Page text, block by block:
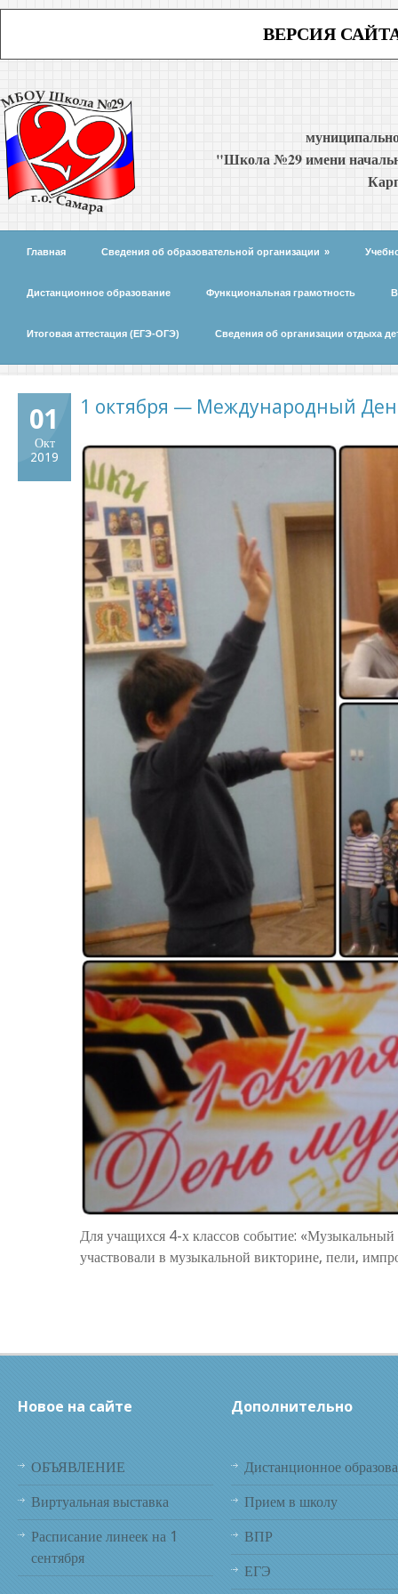
ВЕРСИЯ
"Школа №29 имени
Главная Сведения об образовательной организации »
Дистанционное образование Функциональная грамотность
Итоговая аттестация (ЕГЭ-ОГЭ) Сведения об организации отдыха
01
Окт
2019
1 октября — Международный
Для учащихся 4-х классов событие:
участвовали в музыкальной викторине, пели,
Новое на сайте
ОБЪЯВЛЕНИЕ
Виртуальная выставка
Расписание линеек на 1
сентября
Дополнительно
Дистанционное
Прием в школу
ВПР
ЕГЭ